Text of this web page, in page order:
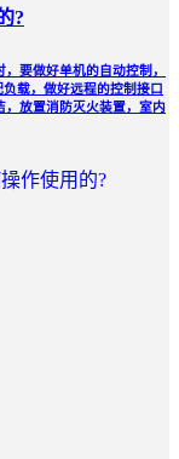
?
要做好单机的自动控制，
载，做好远程的控制接口
放置消防灭火装置，室内